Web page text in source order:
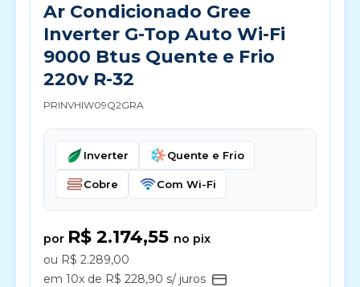
Ar Condicionado Gree
Inverter G-Top Auto Wi-Fi
9000 Btus Quente e Frio
220v R-32
PRINVHIW09Q2GRA
Inverter Quente e Frio
Cobre Com Wi-Fi
por R$ 2.174,55 no pix
ou R$ 2.289,00
em 10x de R$ 228,90 s/ juros